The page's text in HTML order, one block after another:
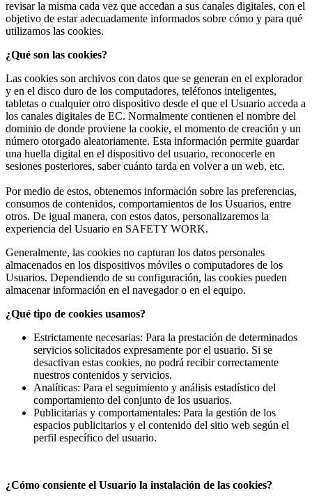
revisar la misma cada vez que accedan a sus canales digitales, con el
objetivo de estar adecuadamente informados sobre cómo y para qué
utilizamos las cookies.
¿Qué son las cookies?
Las cookies son archivos con datos que se generan en el explorador
y en el disco duro de los computadores, teléfonos inteligentes,
tabletas o cualquier otro dispositivo desde el que el Usuario acceda a
los canales digitales de EC. Normalmente contienen el nombre del
dominio de donde proviene la cookie, el momento de creación y un
número otorgado aleatoriamente. Esta información permite guardar
una huella digital en el dispositivo del usuario, reconocerle en
sesiones posteriores, saber cuánto tarda en volver a un web, etc.
Por medio de estos, obtenemos información sobre las preferencias,
consumos de contenidos, comportamientos de los Usuarios, entre
otros. De igual manera, con estos datos, personalizaremos la
experiencia del Usuario en SAFETY WORK.
Generalmente, las cookies no capturan los datos personales
almacenados en los dispositivos móviles o computadores de los
Usuarios. Dependiendo de su configuración, las cookies pueden
almacenar información en el navegador o en el equipo.
¿Qué tipo de cookies usamos?
Estrictamente necesarias: Para la prestación de determinados
servicios solicitados expresamente por el usuario. Si se
desactivan estas cookies, no podrá recibir correctamente
nuestros contenidos y servicios.
Analíticas: Para el seguimiento y análisis estadístico del
comportamiento del conjunto de los usuarios.
Publicitarias y comportamentales: Para la gestión de los
espacios publicitarios y el contenido del sitio web según el
perfil específico del usuario.
¿Cómo consiente el Usuario la instalación de las cookies?